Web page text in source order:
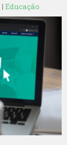
|Educação